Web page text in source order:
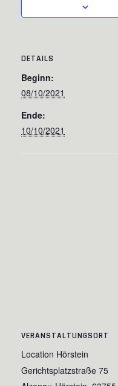
DETAILS
Beginn:
08/10/2021
Ende:
10/10/2021
VERANSTALTUNGSORT
Location Hörstein
Gerichtsplatzstraße 75